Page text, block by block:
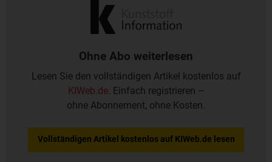
Ohne Abo weiterlesen
Lesen Sie den vollständigen Artikel kostenlos auf
KIWeb.de. Einfach registrieren –
ohne Abonnement, ohne Kosten.
Vollständigen Artikel kostenlos auf KIWeb.de lesen